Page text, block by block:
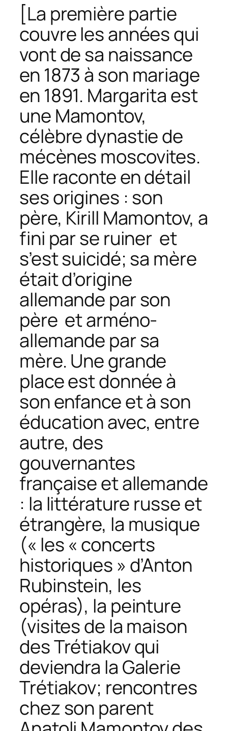
[La première partie
couvre les années qui
vont de sa naissance
en 1873 à son mariage
en 1891. Margarita est
une Mamontov,
célèbre dynastie de
mécènes moscovites.
Elle raconte en détail
ses origines : son
père, Kirill Mamontov, a
fini par se ruiner et
s’est suicidé; sa mère
était d’origine
allemande par son
père et arméno-
allemande par sa
mère. Une grande
place est donnée à
son enfance et à son
éducation avec, entre
autre, des
gouvernantes
française et allemande
: la littérature russe et
étrangère, la musique
(« les « concerts
historiques » d’Anton
Rubinstein, les
opéras), la peinture
(visites de la maison
des Trétiakov qui
deviendra la Galerie
Trétiakov; rencontres
chez son parent